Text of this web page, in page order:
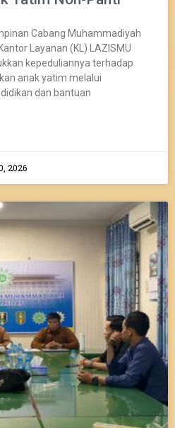
Cabang Muhammadiyah
Layanan (KL) LAZISMU
kepeduliannya terhadap
anak yatim melalui
dan bantuan
2026